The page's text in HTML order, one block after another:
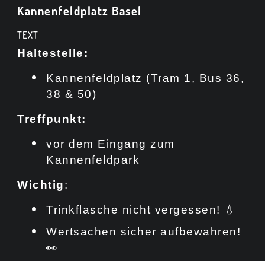
Kannenfeldplatz Basel
TEXT
Haltestelle:
Kannenfeldplatz (Tram 1, Bus 36,
38 & 50)
Treffpunkt:
vor dem Eingang zum
Kannenfeldpark
Wichtig:
Trinkflasche nicht vergessen! 💧
Wertsachen sicher aufbewahren!
👀